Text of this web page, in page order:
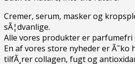
Cremer, serum, masker og
sÃ¦dvanlige.
Alle vores produkter er parfumefri
En af vores store nyheder er Ã˜ko
tilfÃ¸rer collagen, fugt og